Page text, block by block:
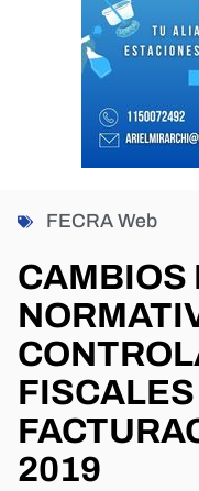
FECRA Web
CAMBIOS
FISCALES
2019